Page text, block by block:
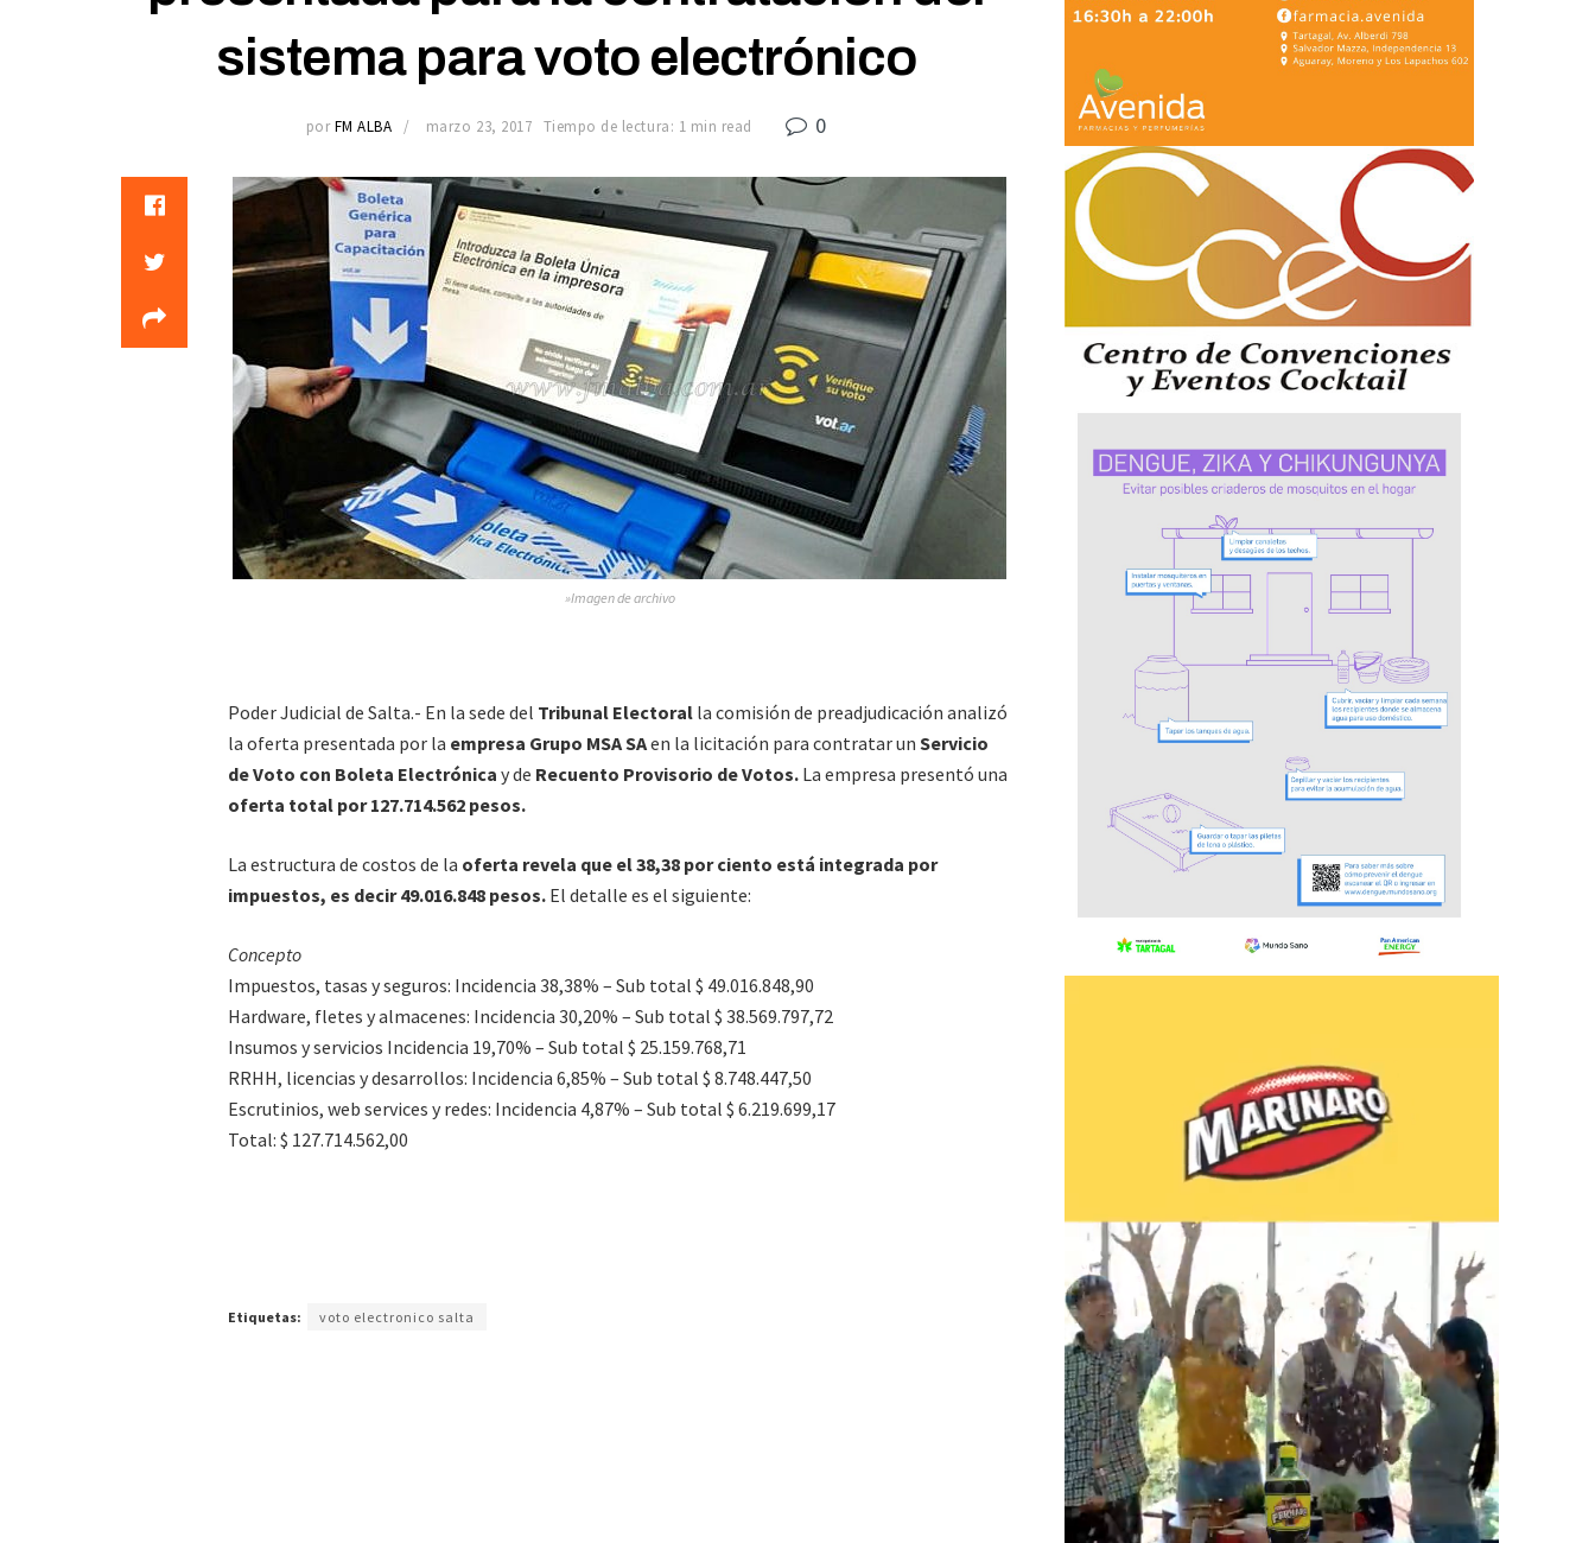
sistema para voto electrónico
por FM ALBA marzo 23, 2017 Tiempo de lectura: 1 min read 0
»Imagen de archivo
Poder Judicial de Salta.- En la sede del Tribunal Electoral la comisión de preadjudicación analizó
la oferta presentada por la empresa Grupo MSA SAen la licitación para contratar un Servicio
de Voto con Boleta Electrónica y de Recuento Provisorio de Votos. La empresa presentó una
oferta total por 127.714.562 pesos.
La estructura de costos de la oferta revela que el 38,38 por ciento está integrada por
impuestos, es decir 49.016.848 pesos. El detalle es el siguiente:
Concepto
Impuestos, tasas y seguros: Incidencia 38,38% – Sub total $ 49.016.848,90
Hardware, fletes y almacenes: Incidencia 30,20% – Sub total $ 38.569.797,72
Insumos y servicios Incidencia 19,70% – Sub total $ 25.159.768,71
RRHH, licencias y desarrollos: Incidencia 6,85% – Sub total $ 8.748.447,50
Escrutinios, web services y redes: Incidencia 4,87% – Sub total $ 6.219.699,17
Total: $ 127.714.562,00
Etiquetas: voto electronico salta